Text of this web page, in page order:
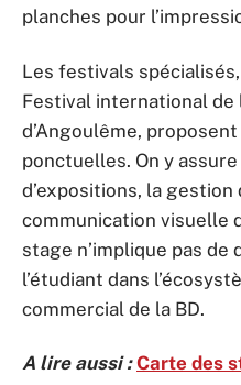
planches pour
Les festivals
Festival international de
d’Angoulême,
ponctuelles. On y
d’expositions, la
communication visuelle
stage n’implique pas de
l’étudiant dans
commercial de la BD.
A lire aussi : Carte des